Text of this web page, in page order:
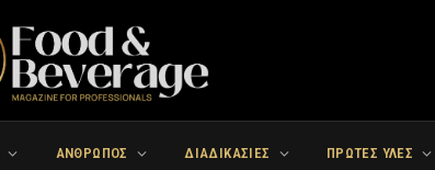
ΑΝΘΡΩΠΟΣ ΔΙΑΔΙΚΑΣΙΕΣ ΠΡΩΤΕΣ ΥΛΕΣ